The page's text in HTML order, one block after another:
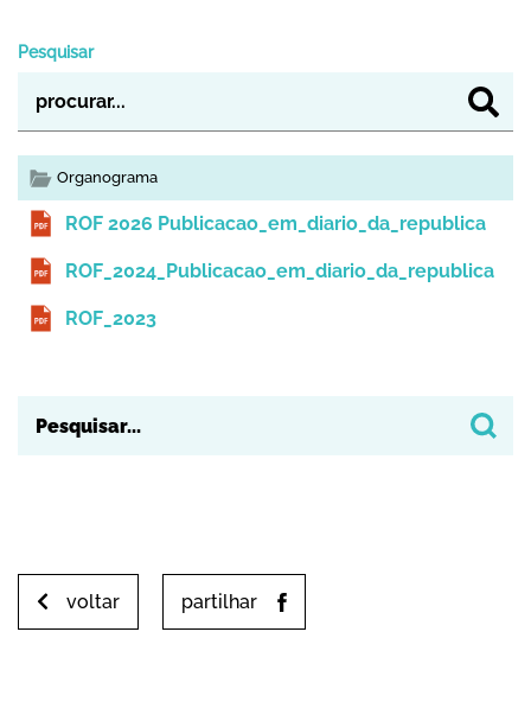
Pesquisar
Organograma
ROF 2026 Publicacao_em_diario_da_republica
ROF_2024_Publicacao_em_diario_da_republica
ROF_2023
voltar partilhar